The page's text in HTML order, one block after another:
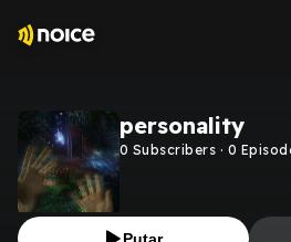
personality
0 Subscribers · 0
Putar